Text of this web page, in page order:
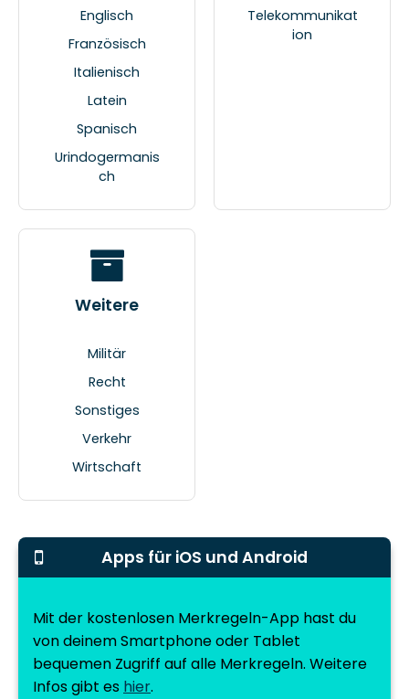
Englisch
Französisch
Italienisch
Latein
Spanisch
Urindogermanis
ch
Telekommunikat
ion
Weitere
Militär
Recht
Sonstiges
Verkehr
Wirtschaft
Apps für iOS und Android
Mit der kostenlosen Merkregeln-App hast du
von deinem Smartphone oder Tablet
bequemen Zugriff auf alle Merkregeln. Weitere
Infos gibt es hier.